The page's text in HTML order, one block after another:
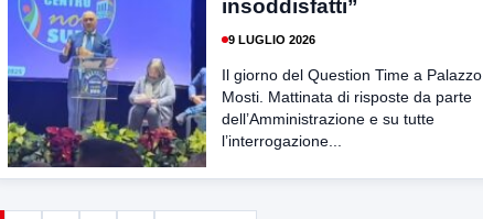
insoddisfatti”
9 LUGLIO 2026
Il giorno del Question Time a Palazzo
Mosti. Mattinata di risposte da parte
dell’Amministrazione e su tutte
l’interrogazione...